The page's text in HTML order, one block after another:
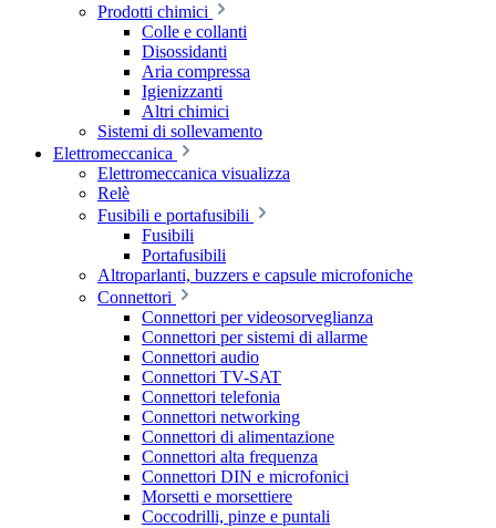
Prodotti chimici
Colle e collanti
Disossidanti
Aria compressa
Igienizzanti
Altri chimici
Sistemi di sollevamento
Elettromeccanica
Elettromeccanica visualizza
Relè
Fusibili e portafusibili
Fusibili
Portafusibili
Altroparlanti, buzzers e capsule microfoniche
Connettori
Connettori per videosorveglianza
Connettori per sistemi di allarme
Connettori audio
Connettori TV-SAT
Connettori telefonia
Connettori networking
Connettori di alimentazione
Connettori alta frequenza
Connettori DIN e microfonici
Morsetti e morsettiere
Coccodrilli, pinze e puntali